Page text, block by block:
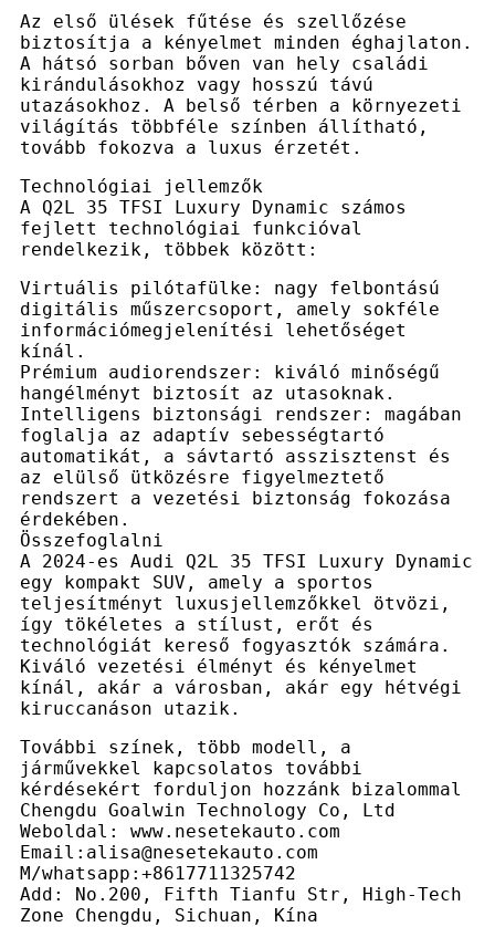
Az első ülések fűtése és szellőzése
biztosítja a kényelmet minden éghajlaton.
A hátsó sorban bőven van hely családi
kirándulásokhoz vagy hosszú távú
utazásokhoz. A belső térben a környezeti
világítás többféle színben állítható,
tovább fokozva a luxus érzetét.
Technológiai jellemzők
A Q2L 35 TFSI Luxury Dynamic számos
fejlett technológiai funkcióval
rendelkezik, többek között:
Virtuális pilótafülke: nagy felbontású
digitális műszercsoport, amely sokféle
információmegjelenítési lehetőséget
kínál.
Prémium audiorendszer: kiváló minőségű
hangélményt biztosít az utasoknak.
Intelligens biztonsági rendszer: magában
foglalja az adaptív sebességtartó
automatikát, a sávtartó asszisztenst és
az elülső ütközésre figyelmeztető
rendszert a vezetési biztonság fokozása
érdekében.
Összefoglalni
A 2024-es Audi Q2L 35 TFSI Luxury Dynamic
egy kompakt SUV, amely a sportos
teljesítményt luxusjellemzőkkel ötvözi,
így tökéletes a stílust, erőt és
technológiát kereső fogyasztók számára.
Kiváló vezetési élményt és kényelmet
kínál, akár a városban, akár egy hétvégi
kiruccanáson utazik.
További színek, több modell, a
járművekkel kapcsolatos további
kérdésekért forduljon hozzánk bizalommal
Chengdu Goalwin Technology Co, Ltd
Weboldal: www.nesetekauto.com
Email:alisa@nesetekauto.com
M/whatsapp:+8617711325742
Add: No.200, Fifth Tianfu Str, High-Tech
Zone Chengdu, Sichuan, Kína